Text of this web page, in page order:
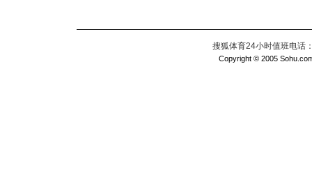
搜狐体育24小时值班电话
Copyright © 2005